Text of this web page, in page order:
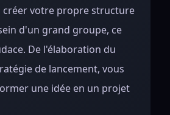
créer votre propre structure
d'un grand groupe, ce
De l'élaboration du
de lancement, vous
une idée en un projet